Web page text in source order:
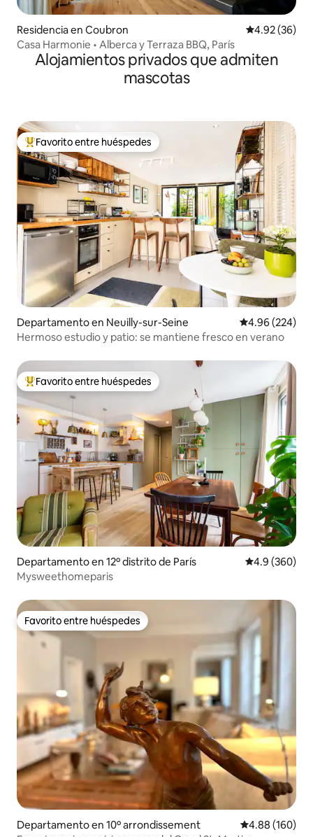
Residencia en Coubron Calificación
4.92 (36)
Casa Harmonie • Alberca y Terraza BBQ, París
Alojamientos privados que admiten
mascotas
De los mejores en Favorito entre huéspedes
Favorito entre huéspedes
Departamento en Neuilly-sur-Seine Calificación
4.96 (224)
Hermoso estudio y patio: se mantiene fresco en verano
De los mejores en Favorito entre huéspedes
Favorito entre huéspedes
Departamento en 12º distrito de París Calificación
4.9 (360)
Mysweethomeparis
Favorito entre huéspedes
Favorito entre huéspedes
Departamento en 10º arrondissement Calificación
4.88 (160)